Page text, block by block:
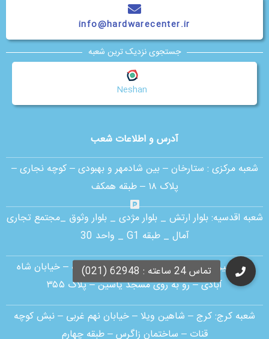
آدرس و اطلاعات شعب
شعبه مرکزی : ستارخان – بین شادمهر و بهبودی – کوچه نجاری –
پلاک ۱۸ – طبقه همکف
شعبه اقدسیه:بلوار ارتش _ بلوار مژدی _ بلوار وثوق _مجتمع تجاری
آمال _ طبقه G1 _ واحد 30
شعبه پیروزی: خیابان پیروزی – سه راه سلیمانیه – خیابان شاه
آبادی – رو به روی مسجد یاسین – پلاک ۳۵۵
شعبه کرج:کرج – شاهین ویلا – خیابان نهم غربی – نبش کوچه
قنات – ساختمان زاگرس – طبقه چهارم
info@hardwarecenter.ir
جستجوی نزدیک ترین شعبه
Neshan